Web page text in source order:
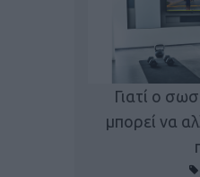
Γιατί ο
μπορεί να